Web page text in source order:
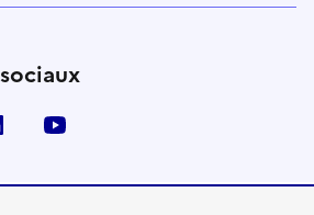
Twitter)
linkedin